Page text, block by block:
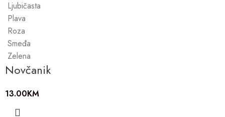
Ljubičasta
Plava
Roza
Smeđa
Zelena
Novčanik
13.00KM